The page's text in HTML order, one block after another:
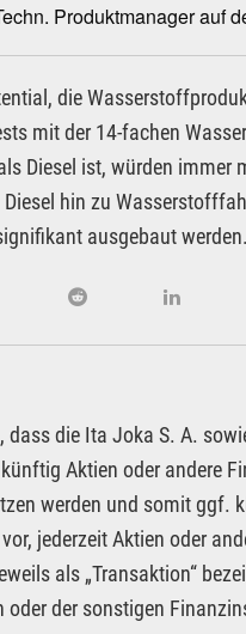
Produktmanager auf
die
mit der 14-fachen
Diesel ist, würden immer
hin zu
ausgebaut werden.
die Ita Joka S. A.
Aktien oder andere
werden und somit
jederzeit Aktien oder
als „Transaktion“
der sonstigen